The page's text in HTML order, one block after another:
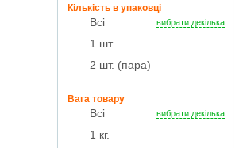
Кількість в упаковці
Всі вибрати декілька
1 шт.
2 шт. (пара)
Вага товару
Всі вибрати декілька
1 кг.